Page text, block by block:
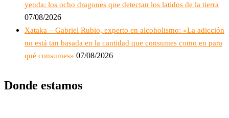
yenda: los ocho dragones que detectan los latidos de la tierra
07/08/2026
Xataka – Gabriel Rubio, experto en alcoholismo: «La adicción
no está tan basada en la cantidad que consumes como en para
qué consumes» 07/08/2026
Donde estamos